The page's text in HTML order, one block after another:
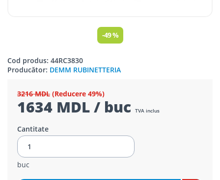
-49 %
Cod produs: 44RC3830
Producător: DEMM RUBINETTERIA
3216 MDL (Reducere 49%)
1634 MDL / buc TVA inclus
Cantitate
buc